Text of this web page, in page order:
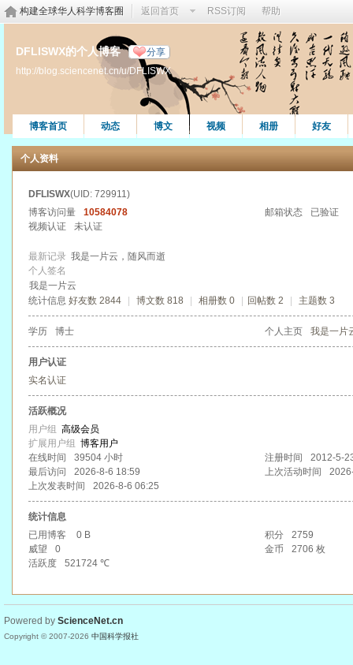
构建全球华人科学博客圈 返回首页 RSS订阅 帮助
DFLISWX的个人博客 分享
http://blog.sciencenet.cn/u/DFLISWX
博客首页 动态 博文 视频 相册 好友
个人资料
DFLISWX(UID: 729911)
博客访问量
10584078 邮箱状态
已验证
视频认证
未认证
最新记录 我是一片云，随风而逝
个人签名
我是一片云
统计信息 好友数 2844 博文数 818 相册数 0 回帖数 2 主题数 3
学历 博士 个人主页 我是一片
用户认证
实名认证
活跃概况
用户组 高级会员
扩展用户组 博客用户
在线时间
39504 小时 注册时间
2012-5-
最后访问
2026-8-6 18:59 上次活动时间
上次发表时间
2026-8-6 06:25
统计信息
已用博客
0 B 积分
2759
威望
0 金币
2706 枚
活跃度
521724 ℃
Powered by ScienceNet.cn
Copyright © 2007-2026 中国科学报社